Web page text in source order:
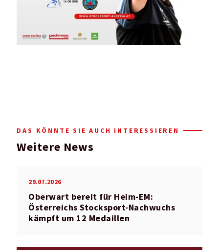
DAS KÖNNTE SIE AUCH INTERESSIEREN
Weitere News
29.07.2026
Oberwart bereit für Heim-EM:
Österreichs Stocksport-Nachwuchs
kämpft um 12 Medaillen